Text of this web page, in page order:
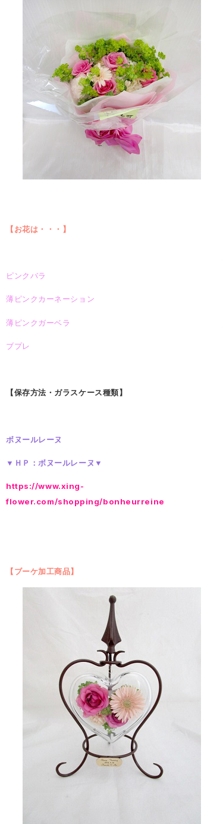
【お花は・・・】
ピンクバラ
薄ピンクカーネーション
薄ピンクガーベラ
ブプレ
【保存方法・ガラスケース種類】
ボヌールレーヌ
▼ＨＰ：ボヌールレーヌ▼
https://www.xing-
flower.com/shopping/bonheurreine
【ブーケ加工商品】